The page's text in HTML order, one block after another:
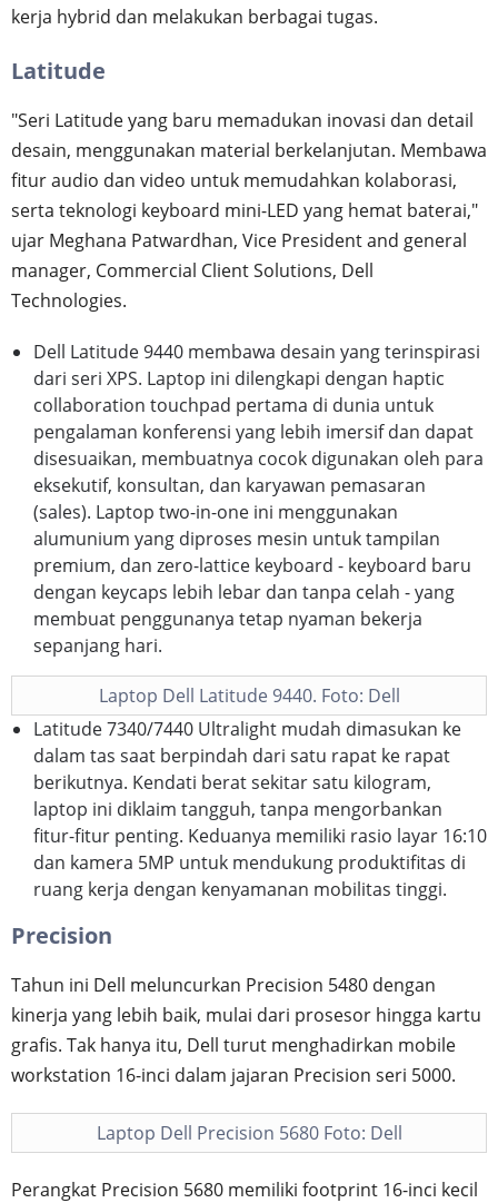
kerja hybrid dan melakukan berbagai tugas.
Latitude
"Seri Latitude yang baru memadukan inovasi dan detail
desain, menggunakan material berkelanjutan. Membawa
fitur audio dan video untuk memudahkan kolaborasi,
serta teknologi keyboard mini-LED yang hemat baterai,"
ujar Meghana Patwardhan, Vice President and general
manager, Commercial Client Solutions, Dell
Technologies.
Dell Latitude 9440 membawa desain yang terinspirasi
dari seri XPS. Laptop ini dilengkapi dengan haptic
collaboration touchpad pertama di dunia untuk
pengalaman konferensi yang lebih imersif dan dapat
disesuaikan, membuatnya cocok digunakan oleh para
eksekutif, konsultan, dan karyawan pemasaran
(sales). Laptop two-in-one ini menggunakan
alumunium yang diproses mesin untuk tampilan
premium, dan zero-lattice keyboard - keyboard baru
dengan keycaps lebih lebar dan tanpa celah - yang
membuat penggunanya tetap nyaman bekerja
sepanjang hari.
Laptop Dell Latitude 9440. Foto: Dell
Latitude 7340/7440 Ultralight mudah dimasukan ke
dalam tas saat berpindah dari satu rapat ke rapat
berikutnya. Kendati berat sekitar satu kilogram,
laptop ini diklaim tangguh, tanpa mengorbankan
fitur-fitur penting. Keduanya memiliki rasio layar 16:10
dan kamera 5MP untuk mendukung produktifitas di
ruang kerja dengan kenyamanan mobilitas tinggi.
Precision
Tahun ini Dell meluncurkan Precision 5480 dengan
kinerja yang lebih baik, mulai dari prosesor hingga kartu
grafis. Tak hanya itu, Dell turut menghadirkan mobile
workstation 16-inci dalam jajaran Precision seri 5000.
Laptop Dell Precision 5680 Foto: Dell
Perangkat Precision 5680 memiliki footprint 16-inci kecil